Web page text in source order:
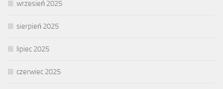
wrzesień 2025
sierpień 2025
lipiec 2025
czerwiec 2025